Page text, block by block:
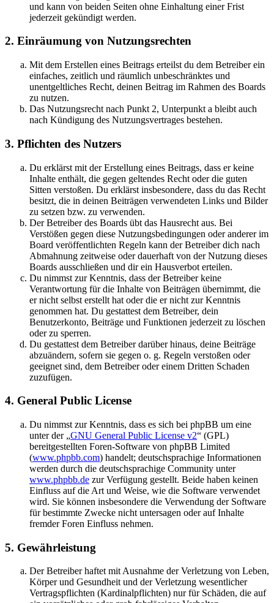
und kann von beiden Seiten ohne Einhaltung einer Frist
jederzeit gekündigt werden.
2. Einräumung von Nutzungsrechten
Mit dem Erstellen eines Beitrags erteilst du dem Betreiber ein
einfaches, zeitlich und räumlich unbeschränktes und
unentgeltliches Recht, deinen Beitrag im Rahmen des Boards
zu nutzen.
Das Nutzungsrecht nach Punkt 2, Unterpunkt a bleibt auch
nach Kündigung des Nutzungsvertrages bestehen.
3. Pflichten des Nutzers
Du erklärst mit der Erstellung eines Beitrags, dass er keine
Inhalte enthält, die gegen geltendes Recht oder die guten
Sitten verstoßen. Du erklärst insbesondere, dass du das Recht
besitzt, die in deinen Beiträgen verwendeten Links und Bilder
zu setzen bzw. zu verwenden.
Der Betreiber des Boards übt das Hausrecht aus. Bei
Verstößen gegen diese Nutzungsbedingungen oder anderer im
Board veröffentlichten Regeln kann der Betreiber dich nach
Abmahnung zeitweise oder dauerhaft von der Nutzung dieses
Boards ausschließen und dir ein Hausverbot erteilen.
Du nimmst zur Kenntnis, dass der Betreiber keine
Verantwortung für die Inhalte von Beiträgen übernimmt, die
er nicht selbst erstellt hat oder die er nicht zur Kenntnis
genommen hat. Du gestattest dem Betreiber, dein
Benutzerkonto, Beiträge und Funktionen jederzeit zu löschen
oder zu sperren.
Du gestattest dem Betreiber darüber hinaus, deine Beiträge
abzuändern, sofern sie gegen o. g. Regeln verstoßen oder
geeignet sind, dem Betreiber oder einem Dritten Schaden
zuzufügen.
4. General Public License
Du nimmst zur Kenntnis, dass es sich bei phpBB um eine
unter der „GNU General Public License v2“ (GPL)
bereitgestellten Foren-Software von phpBB Limited
(www.phpbb.com) handelt; deutschsprachige Informationen
werden durch die deutschsprachige Community unter
www.phpbb.de zur Verfügung gestellt. Beide haben keinen
Einfluss auf die Art und Weise, wie die Software verwendet
wird. Sie können insbesondere die Verwendung der Software
für bestimmte Zwecke nicht untersagen oder auf Inhalte
fremder Foren Einfluss nehmen.
5. Gewährleistung
Der Betreiber haftet mit Ausnahme der Verletzung von Leben,
Körper und Gesundheit und der Verletzung wesentlicher
Vertragspflichten (Kardinalpflichten) nur für Schäden, die auf